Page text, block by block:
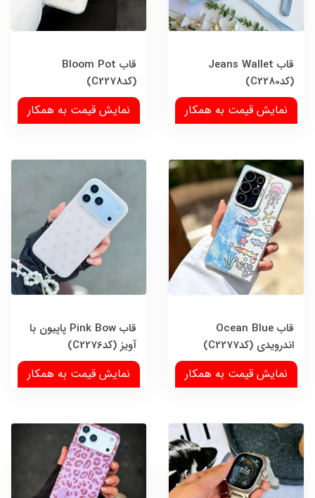
قاب Jeans Wallet
(کدC2280)
نمایش قیمت به همکار
قاب Bloom Pot
(کدC2278)
نمایش قیمت به همکار
قاب Ocean Blue
اندرویدی (کدC2277)
نمایش قیمت به همکار
قاب Pink Bow پاپیون با
آویز (کدC2276)
نمایش قیمت به همکار